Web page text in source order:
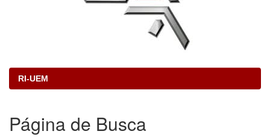
RI-UEM
Página de Busca